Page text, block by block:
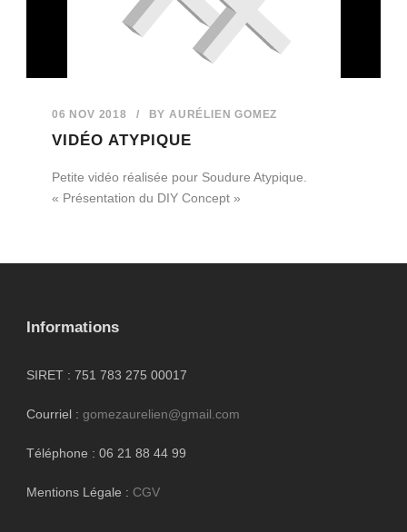
06 NOV 2018 / BYAURÉLIEN GOMEZ
VIDÉO ATYPIQUE
Petite vidéo réalisée pour Soudure Atypique.
« Présentation du DIY Concept »
Informations
SIRET : 751 783 275 00017
Courriel : gomezaurelien@gmail.com
Téléphone : 06 21 88 44 99
Mentions Légale : CGV